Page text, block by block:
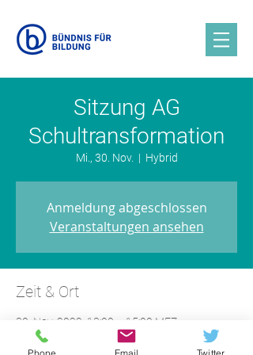
Sitzung AG
Schultransformation
Mi., 30. Nov.
  |
Hybrid
Anmeldung abgeschlossen
Veranstaltungen ansehen
Zeit & Ort
30. Nov. 2022, 13:00 – 15:00 MEZ
Hybrid
Phone Email Twitter